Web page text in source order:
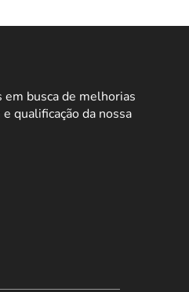
busca de melhorias
qualificação da nossa